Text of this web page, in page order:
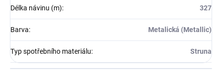
Délka návinu (m): 327
Barva: Metalická (Metallic)
Typ spotřebního materiálu: Struna